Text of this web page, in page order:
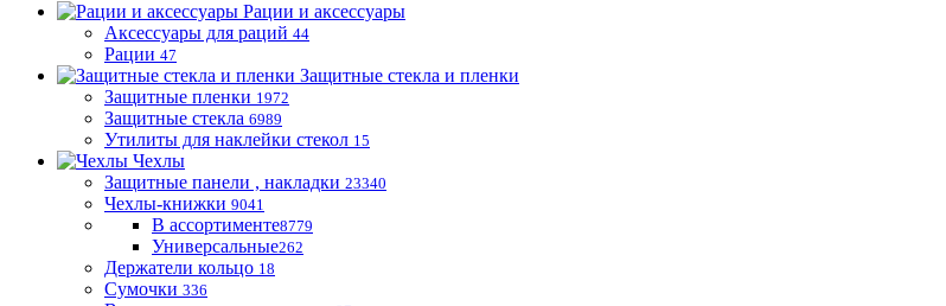
Рации и аксессуары
Аксессуары для раций 44
Рации 47
Защитные стекла и пленки
Защитные пленки 1972
Защитные стекла 6989
Утилиты для наклейки стекол 15
Чехлы
Защитные панели , накладки 23340
Чехлы-книжки 9041
В ассортименте8779
Универсальные262
Держатели кольцо 18
Сумочки 336